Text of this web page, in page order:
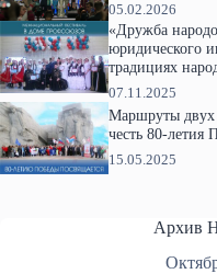
05.02.2026
«Дружба
юридического
традициях
07.11.2025
Маршруты двух
честь 80-летия
15.05.2025
Архив